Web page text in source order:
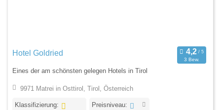
Hotel Goldried
3 Bew.
Eines der am schönsten gelegen Hotels in Tirol
9971 Matrei in Osttirol, Tirol, Österreich
Klassifizierung: Preisniveau: